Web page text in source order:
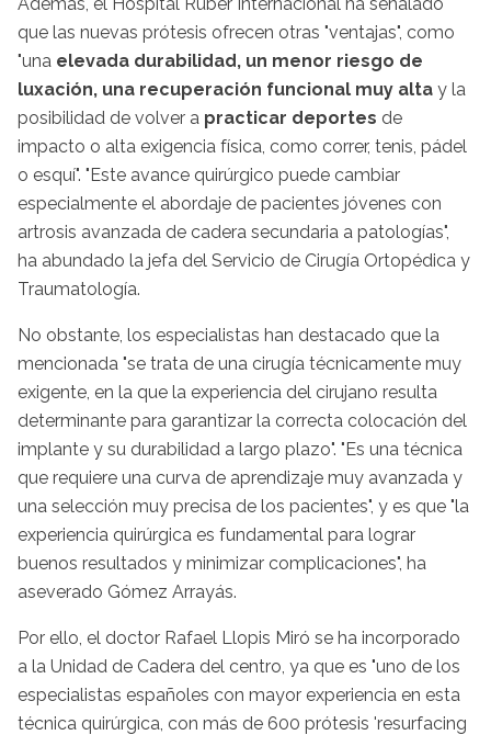
que las nuevas prótesis ofrecen otras "ventajas", como
"una elevada durabilidad, un menor riesgo de
luxación, una recuperación funcional muy alta y la
posibilidad de volver a practicar deportes de
impacto o alta exigencia física, como correr, tenis, pádel
o esquí". "Este avance quirúrgico puede cambiar
especialmente el abordaje de pacientes jóvenes con
artrosis avanzada de cadera secundaria a patologías",
ha abundado la jefa del Servicio de Cirugía Ortopédica y
Traumatología.
No obstante, los especialistas han destacado que la
mencionada "se trata de una cirugía técnicamente muy
exigente, en la que la experiencia del cirujano resulta
determinante para garantizar la correcta colocación del
implante y su durabilidad a largo plazo". "Es una técnica
que requiere una curva de aprendizaje muy avanzada y
una selección muy precisa de los pacientes", y es que "la
experiencia quirúrgica es fundamental para lograr
buenos resultados y minimizar complicaciones", ha
aseverado Gómez Arrayás.
Por ello, el doctor Rafael Llopis Miró se ha incorporado
a la Unidad de Cadera del centro, ya que es "uno de los
especialistas españoles con mayor experiencia en esta
técnica quirúrgica, con más de 600 prótesis 'resurfacing